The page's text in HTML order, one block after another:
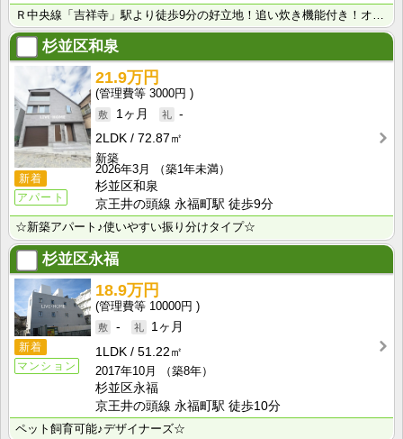
Ｒ中央線「吉祥寺」駅より徒歩9分の好立地！追い炊き機能付き！オートロック！
杉並区和泉
新着
アパート
21.9万円
3000円
1ヶ月
-
2LDK
72.87㎡
新築
2026年3月
（築1年未満）
杉並区和泉
京王井の頭線 永福町駅 徒歩9分
☆新築アパート♪使いやすい振り分けタイプ☆
杉並区永福
新着
マンション
18.9万円
10000円
-
1ヶ月
1LDK
51.22㎡
2017年10月
（築8年）
杉並区永福
京王井の頭線 永福町駅 徒歩10分
ペット飼育可能♪デザイナーズ☆